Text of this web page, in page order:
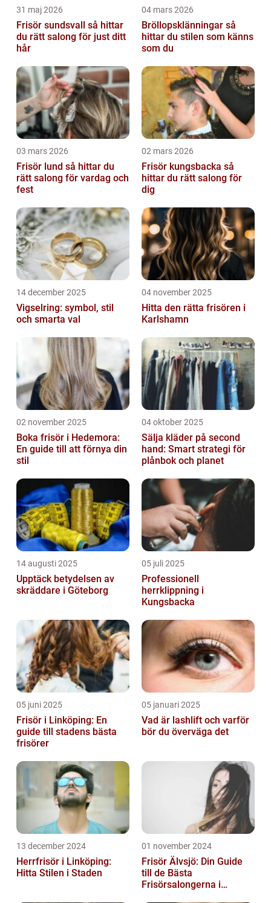
31 maj 2026
Frisör sundsvall så hittar
du rätt salong för just ditt
hår
04 mars 2026
Bröllopsklänningar så
hittar du stilen som känns
som du
03 mars 2026
Frisör lund så hittar du
rätt salong för vardag och
fest
02 mars 2026
Frisör kungsbacka så
hittar du rätt salong för
dig
14 december 2025
Vigselring: symbol, stil
och smarta val
04 november 2025
Hitta den rätta frisören i
Karlshamn
02 november 2025
Boka frisör i Hedemora:
En guide till att förnya din
stil
04 oktober 2025
Sälja kläder på second
hand: Smart strategi för
plånbok och planet
14 augusti 2025
Upptäck betydelsen av
skräddare i Göteborg
05 juli 2025
Professionell
herrklippning i
Kungsbacka
05 juni 2025
Frisör i Linköping: En
guide till stadens bästa
frisörer
05 januari 2025
Vad är lashlift och varför
bör du överväga det
13 december 2024
Herrfrisör i Linköping:
Hitta Stilen i Staden
01 november 2024
Frisör Älvsjö: Din Guide
till de Bästa
Frisörsalongerna i